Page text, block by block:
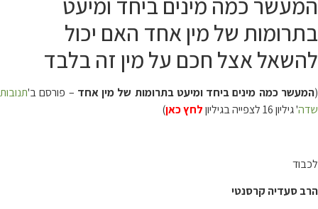
בתרומות של מין אחד האם יכול
להשאל אצל חכם על מין זה בלבד
(המעשר כמה מינים ביחד ומיעט בתרומות של מין אחד – פורסם ב'תנובות
שדה' גיליון 16 לצפייה בגיליון לחץ כאן)
לכבוד
הרב סעדיה קרסנטי